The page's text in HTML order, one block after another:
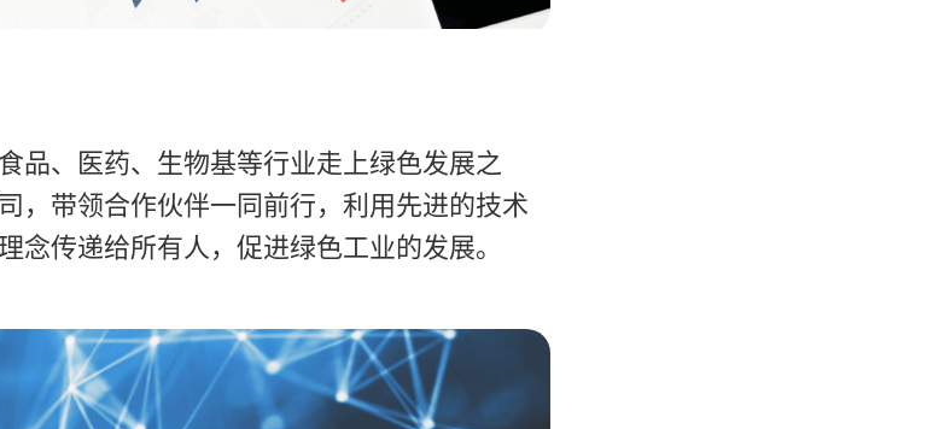
品、医药、生物基等行业走上绿色发展之
，带领合作伙伴一同前行，利用先进的技术
念传递给所有人，促进绿色工业的发展。